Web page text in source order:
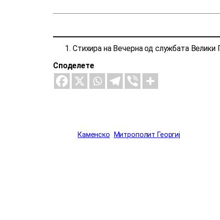
Стихира на Вечерна од службата Велики
Споделете
Каменско Митрополит Георгиј